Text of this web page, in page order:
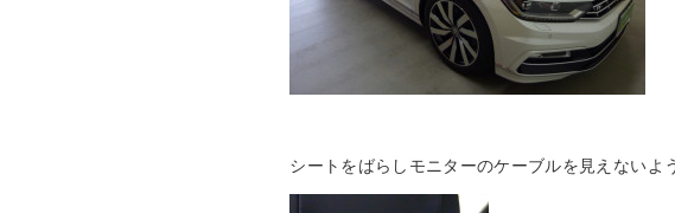
シートをばらしモニターのケーブルを見えないよ